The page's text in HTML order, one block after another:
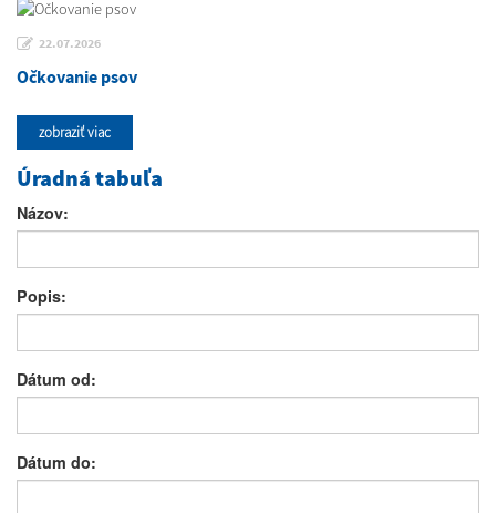
22.07.2026
Očkovanie psov
zobraziť viac
Úradná tabuľa
Názov:
Popis:
Dátum od:
Dátum do: